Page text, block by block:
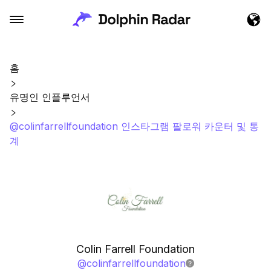
홈
유명인 인플루언서
@colinfarrellfoundation 인스타그램 팔로워 카운터 및 통
계
Colin Farrell Foundation
@colinfarrellfoundation